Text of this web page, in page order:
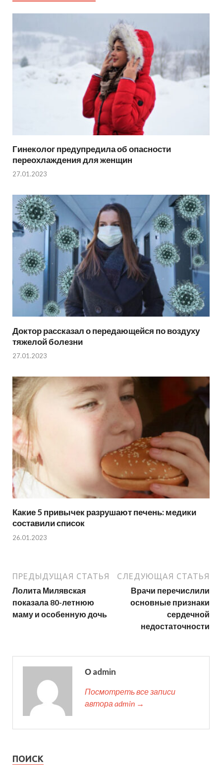
Гинеколог предупредила об опасности
переохлаждения для женщин
27.01.2023
Доктор рассказал о передающейся по воздуху
тяжелой болезни
27.01.2023
Какие 5 привычек разрушают печень: медики
составили список
26.01.2023
ПРЕДЫДУЩАЯ СТАТЬЯ
Лолита Милявская
показала 80-летнюю
маму и особенную дочь
СЛЕДУЮЩАЯ СТАТЬЯ
Врачи перечислили
основные признаки
сердечной
недостаточности
О admin
Посмотреть все записи
автора admin →
ПОИСК